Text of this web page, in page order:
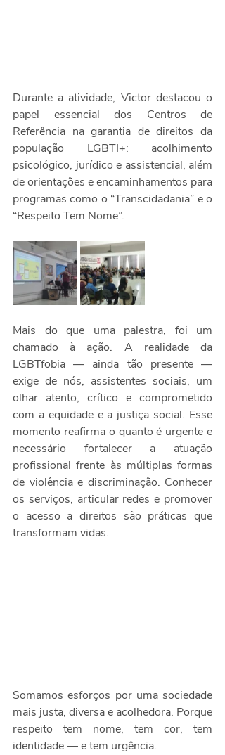
Durante a atividade, Victor destacou o
papel essencial dos Centros de
Referência na garantia de direitos da
população LGBTI+: acolhimento
psicológico, jurídico e assistencial, além
de orientações e encaminhamentos para
programas como o “Transcidadania” e o
“Respeito Tem Nome”.
Mais do que uma palestra, foi um
chamado à ação. A realidade da
LGBTfobia — ainda tão presente —
exige de nós, assistentes sociais, um
olhar atento, crítico e comprometido
com a equidade e a justiça social. Esse
momento reafirma o quanto é urgente e
necessário fortalecer a atuação
profissional frente às múltiplas formas
de violência e discriminação. Conhecer
os serviços, articular redes e promover
o acesso a direitos são práticas que
transformam vidas.
Somamos esforços por uma sociedade
mais justa, diversa e acolhedora. Porque
respeito tem nome, tem cor, tem
identidade — e tem urgência.